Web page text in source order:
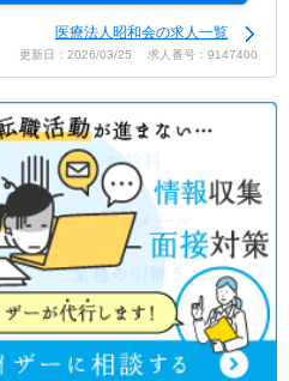
医療法人昭和会の求人一覧
更新日：2026/03/25 求人番号：9147400